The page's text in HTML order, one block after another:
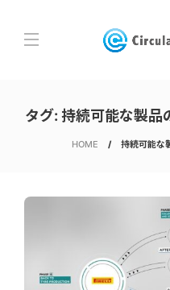
タグ: 持続可能な製品
HOME 持続可能な